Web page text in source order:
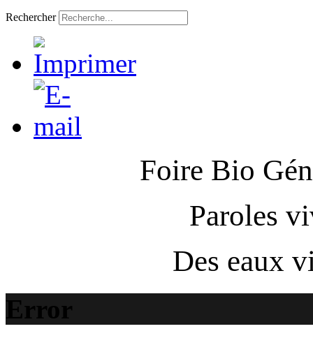
Rechercher
Foire Bio
Paroles
Des eaux
Error